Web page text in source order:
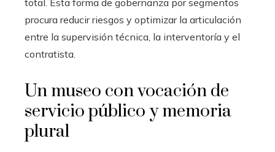
procura reducir riesgos y optimizar la articulación
entre la supervisión técnica, la interventoría y el
contratista.
Un museo con vocación de
servicio público y memoria
plural